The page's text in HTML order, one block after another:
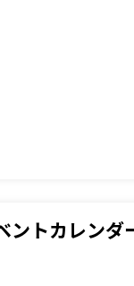
ントカレンダ